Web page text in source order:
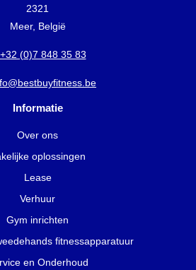
2321
Meer, België
+32 (0)7 848 35 83
Informatie
Over ons
oplossingen
Lease
Verhuur
Gym inrichten
fitnessapparatuur
en Onderhoud